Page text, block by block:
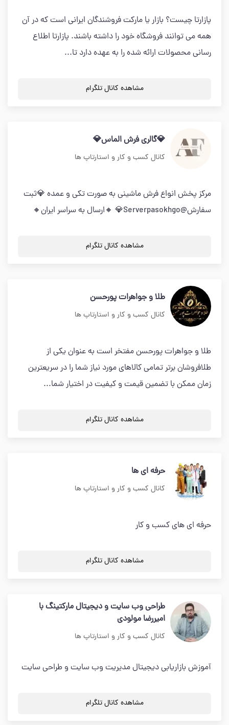
پازارتا چیست؟ بازار یا مارکت فروشندگان ایرانی است که در آن
همه می توانند فروشگاه خود را داشته باشند. پازارتا اطلاع
رسانی محصولات ارائه شده را به عهده دارد تا...
مشاهده کانال تلگرام
💎گالری فرش الماس💎
کانال کسب و کار و استارتاپ ها
مرکز پخش انواع فرش ماشینی به صورت تکی و عمده 💎ثبت
سفارش@Serverpasokhgo💎 🔸ارسال به سراسر ایران🔸
مشاهده کانال تلگرام
طلا و جواهرات پورحسن
کانال کسب و کار و استارتاپ ها
طلا و جواهرات پورحسن مفتخر است به عنوان یکی از
طلافروشان برتر تمامی کالاهای مورد نیاز شما را در سریعترین
زمان ممکن با تضمین قیمت و کیفیت در اختیار شما...
مشاهده کانال تلگرام
حرفه ای ها
کانال کسب و کار و استارتاپ ها
حرفه ای های کسب و کار
مشاهده کانال تلگرام
طراحی وب سایت و دیجیتال مارکتینگ با
امیررضا مولودی
کانال کسب و کار و استارتاپ ها
آموزش بازاریابی دیجیتال مدیریت وب سایت و طراحی سایت
مشاهده کانال تلگرام